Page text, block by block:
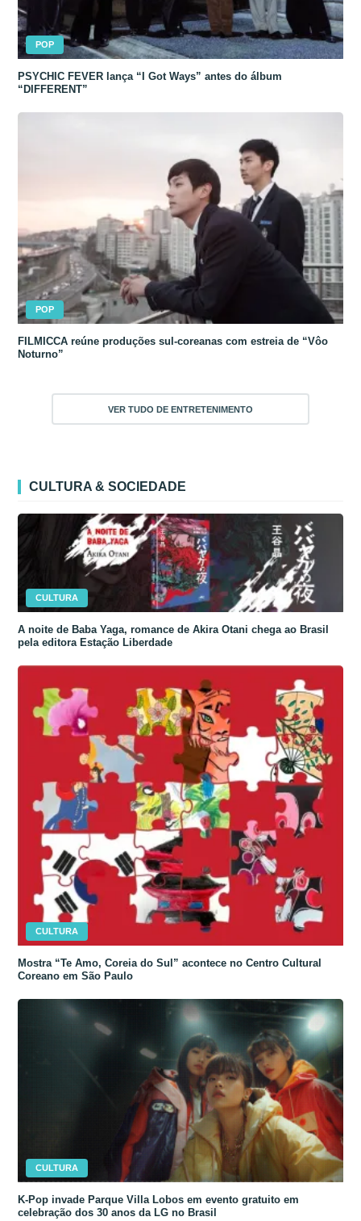
POP
PSYCHIC FEVER lança “I Got Ways” antes do álbum
“DIFFERENT”
POP
FILMICCA reúne produções sul-coreanas com estreia de “Vôo
Noturno”
VER TUDO DE ENTRETENIMENTO
CULTURA & SOCIEDADE
CULTURA
A noite de Baba Yaga, romance de Akira Otani chega ao Brasil
pela editora Estação Liberdade
CULTURA
Mostra “Te Amo, Coreia do Sul” acontece no Centro Cultural
Coreano em São Paulo
CULTURA
K-Pop invade Parque Villa Lobos em evento gratuito em
celebração dos 30 anos da LG no Brasil